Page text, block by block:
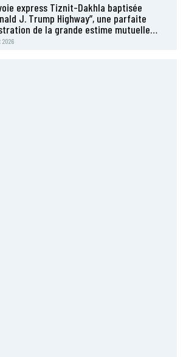
express Tiznit-Dakhla baptisée
J. Trump Highway”, une parfaite
de la grande estime mutuelle…
2026